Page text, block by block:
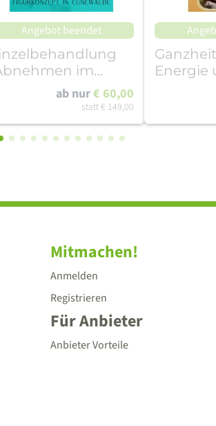
Angebot beendet
im
inab nur€ 60,00
statt€ 149,00
Energie
Mitmachen!
Anmelden
Registrieren
Für Anbieter
Anbieter Vorteile